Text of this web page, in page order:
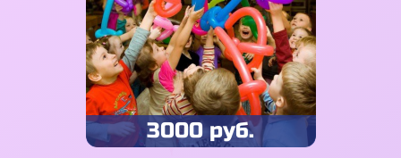
3000 руб.